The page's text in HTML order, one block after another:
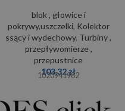
blok , głowice i
pokrywy,uszczelki, Kolektor
ssący i wydechowy, Turbiny ,
przepływomierze ,
przepustnice
103,32zł
1020941982